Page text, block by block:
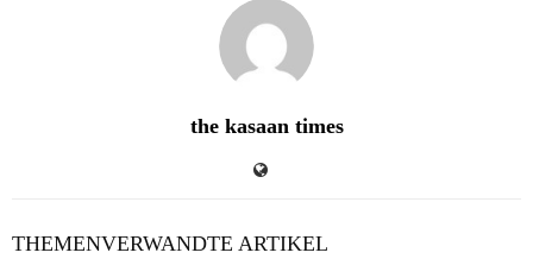
the kasaan times
THEMENVERWANDTE ARTIKEL